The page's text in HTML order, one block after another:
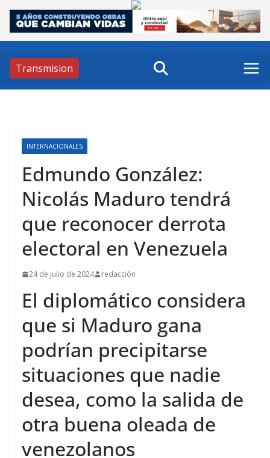
Skip
content
Transmision
INTERNACIONALES
Edmundo González:
Nicolás Maduro tendrá
que reconocer derrota
electoral en Venezuela
24 de julio de 2024 redacción
El diplomático considera
que si Maduro gana
podrían precipitarse
situaciones que nadie
desea, como la salida de
otra buena oleada de
venezolanos